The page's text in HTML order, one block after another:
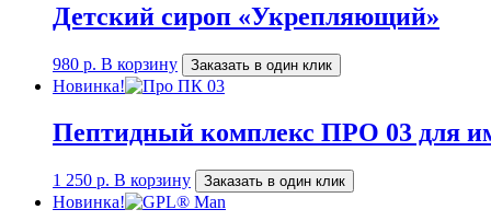
Детский сироп «Укрепляющий»
980 р. В корзину Заказать в один клик
Новинка!
Пептидный комплекс ПРО 03 для
1 250 р. В корзину Заказать в один клик
Новинка!